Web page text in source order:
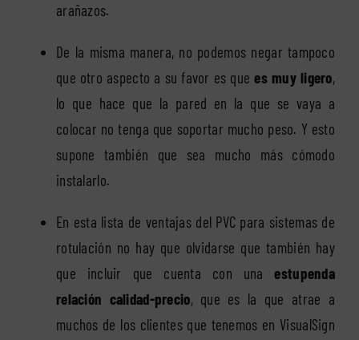
arañazos.
De la misma manera, no podemos negar tampoco
que otro aspecto a su favor es quees muy ligero,
lo que hace que la pared en la que se vaya a
colocar no tenga que soportar mucho peso. Y esto
supone también que sea mucho más cómodo
instalarlo.
En esta lista de ventajas del PVC para sistemas de
rotulación no hay que olvidarse que también hay
que incluir que cuenta con unaestupenda
relación calidad-precio, que es la que atrae a
muchos de los clientes que tenemos en VisualSign